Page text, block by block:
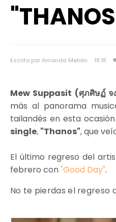
Escrito por Amanda Melián 18:18
Mew Suppasit (ศุภศิษฏ์ จ
más al panorama
tailandés en esta
single, "Thanos", que
El último regreso del
febrero con"Good Day".
No te pierdas el regreso